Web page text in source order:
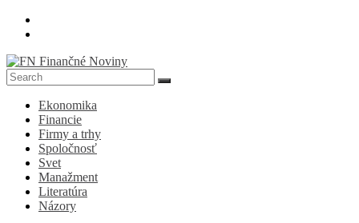
Skip
FN
Finančné
Noviny
Denník
ekonomike
spoločnosti
Ekonomika
Financie
Firmy a trhy
Spoločnosť
Svet
Manažment
Literatúra
Názory